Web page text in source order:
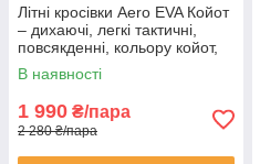
Літні кросівки Aero EVA Койот
– дихаючі, легкі тактичні,
повсякденні, кольору койот,
напряму від виробника Wolf
Original
В наявності
1 990 ₴/пара
2 280 ₴/пара